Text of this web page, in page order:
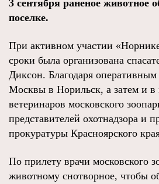
3 сентября раненое животное
поселке.
При активном участии
сроки была организована
Диксон. Благодаря
Москвы в Норильск, а затем и в
ветеринаров московского
представителей охотнадзора и
прокуратуры Красноярского
По прилету врачи московского
животному снотворное, чтобы